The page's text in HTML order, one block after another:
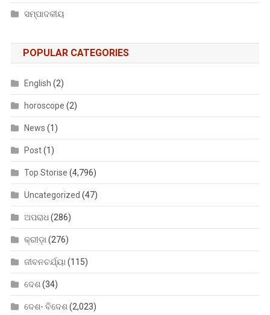
ସମ୍ପାଦକୀୟ
POPULAR CATEGORIES
English (2)
horoscope (2)
News (1)
Post(1)
Top Storise (4,796)
Uncategorized (47)
ଅପରାଧ (286)
କ୍ରୀଡ଼ା (276)
ଜୀବନଚର୍ଯ୍ୟା (115)
ଦେଶ (34)
ଦେଶ- ବିଦେଶ (2,023)